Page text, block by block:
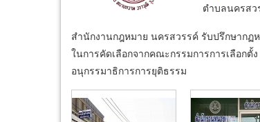
ตำบลนครสว
สำนักงานกฎหมาย นครสวรรค์ รับปรึกษากฏ
ในการคัดเลือกจากคณะกรรมการการเลือก
อนุกรรมาธิการการยุติธรรม